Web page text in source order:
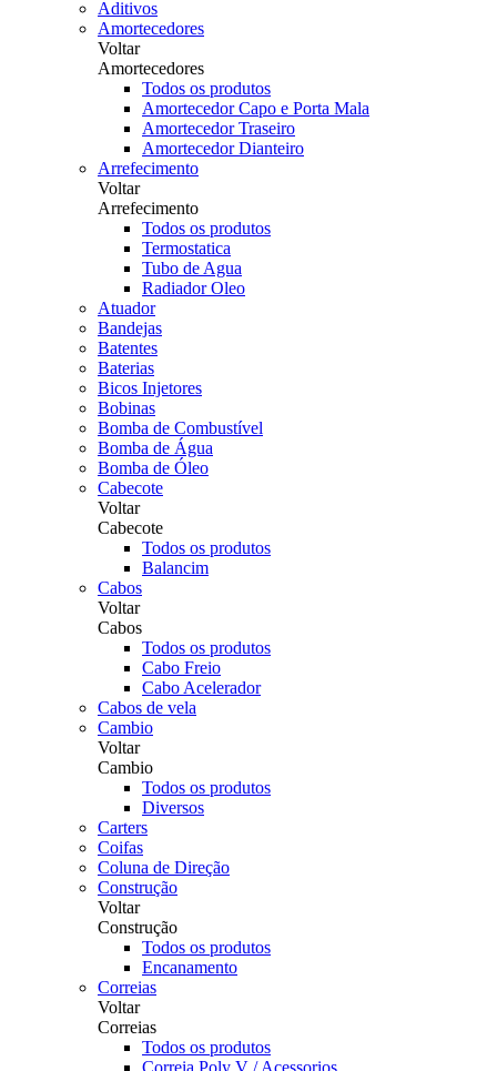
Aditivos
Amortecedores
Voltar
Amortecedores
Todos os produtos
Amortecedor Capo e Porta Mala
Amortecedor Traseiro
Amortecedor Dianteiro
Arrefecimento
Voltar
Arrefecimento
Todos os produtos
Termostatica
Tubo de Agua
Radiador Oleo
Atuador
Bandejas
Batentes
Baterias
Bicos Injetores
Bobinas
Bomba de Combustível
Bomba de Água
Bomba de Óleo
Cabecote
Voltar
Cabecote
Todos os produtos
Balancim
Cabos
Voltar
Cabos
Todos os produtos
Cabo Freio
Cabo Acelerador
Cabos de vela
Cambio
Voltar
Cambio
Todos os produtos
Diversos
Carters
Coifas
Coluna de Direção
Construção
Voltar
Construção
Todos os produtos
Encanamento
Correias
Voltar
Correias
Todos os produtos
Correia Poly V / Acessorios